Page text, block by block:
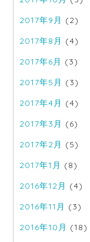
2017年9月 (2)
2017年8月 (4)
2017年6月 (3)
2017年5月 (3)
2017年4月 (4)
2017年3月 (6)
2017年2月 (5)
2017年1月 (8)
2016年12月 (4)
2016年11月 (3)
2016年10月 (18)